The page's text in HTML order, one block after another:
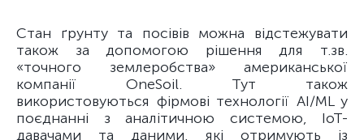
Стан ґрунту та посівів можна відстежувати
також за допомогою рішення для т.зв.
«точного землеробства» американської
компанії OneSoil. Тут також
використовуються фірмові технології AI/ML у
поєднанні з аналітичною системою, IoT-
давачами та даними, які отримують із